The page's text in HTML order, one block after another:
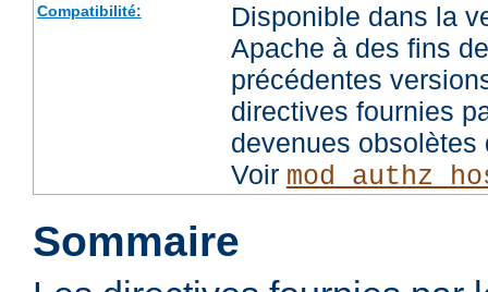
Compatibilité:
Disponible dans la
Apache à des fins
précédentes
directives fournies
devenues
Voir
Sommaire